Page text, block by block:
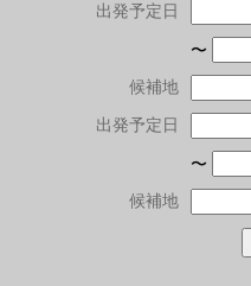
出発予定日
〜
候補地
出発予定日
〜
候補地